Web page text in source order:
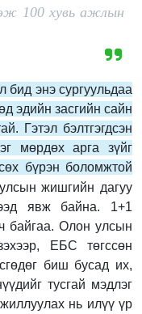
100 хувь ажлын
бид энэ сургуульдаа
эдийн засгийн сайн
Гэтэл бэлтгэгдсэн
мөрдөх арга зүйг
бүрэн боломжтой
жишгийн дагуу
явж байна. 1+1
байгаа. Олон улсын
ЕБС төгссөн
биш бусад их,
тусгай мэдлэг
нь илүү үр